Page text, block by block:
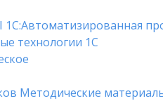
1С:Автоматизированная
технологии 1С
Методические